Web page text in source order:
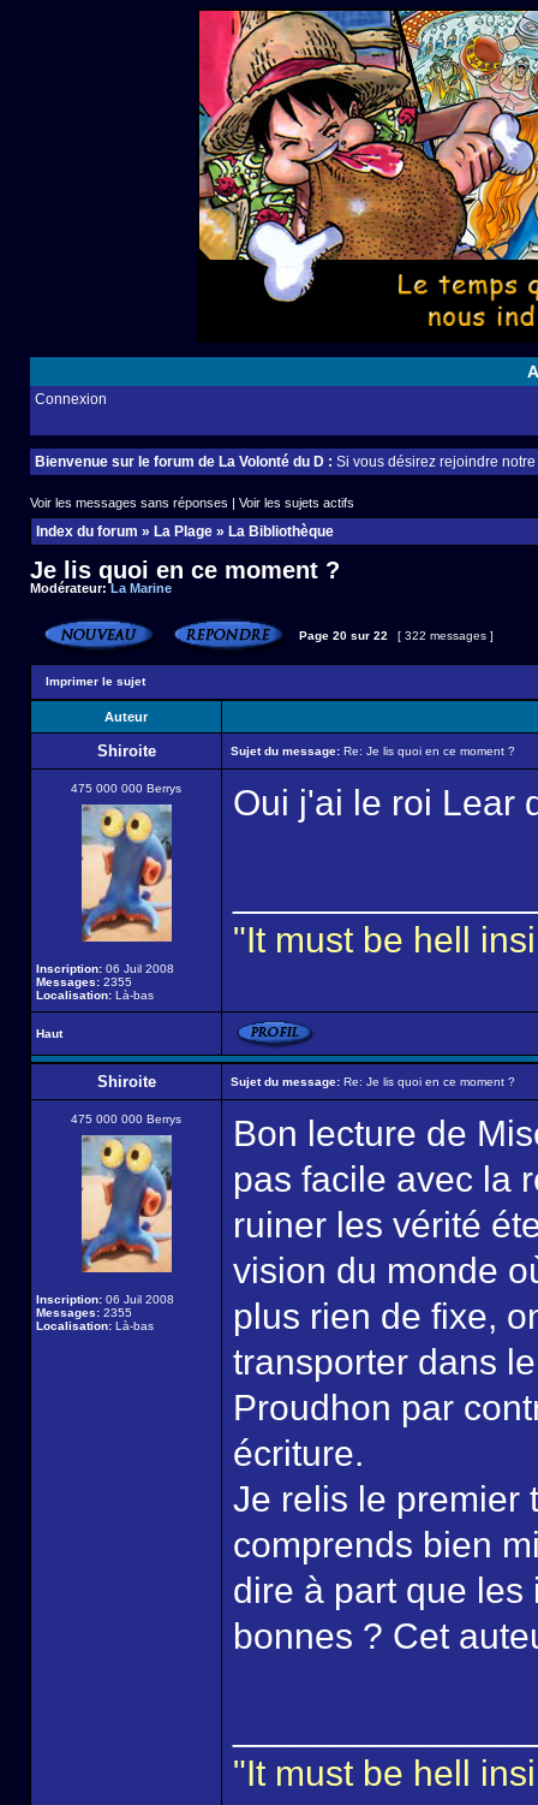
Connexion
Bienvenue sur le forum de La Volonté du D : Si vous désirez rejoindre
Voir les messages sans réponses | Voir les sujets actifs
Index du forum » La Plage » La Bibliothèque
Je lis quoi en ce moment ?
Modérateur:La Marine
Page 20 sur 22 [ 322 messages ]
Imprimer le sujet
Auteur
Shiroite Sujet du message: Re: Je lis quoi en ce moment ?
475 000 000 Berrys
Inscription: 06 Juil 2008
Messages: 2355
Localisation: Là-bas
Oui j'ai le roi Lear
"It must be hell
Haut
Shiroite Sujet du message: Re: Je lis quoi en ce moment ?
475 000 000 Berrys
Inscription: 06 Juil 2008
Messages: 2355
Localisation: Là-bas
Bon lecture de
pas facile avec la
ruiner les vérité
vision du monde
plus rien de fixe,
transporter dans
Proudhon par
écriture.
Je relis le premier
comprends bien
dire à part que les
bonnes ? Cet
"It must be hell